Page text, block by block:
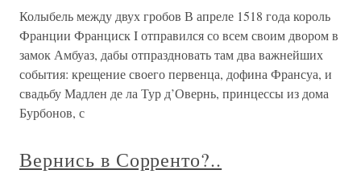
Колыбель между двух гробов В апреле 1518 года король
Франции Франциск I отправился со всем своим двором в
замок Амбуаз, дабы отпраздновать там два важнейших
события: крещение своего первенца, дофина Франсуа, и
свадьбу Мадлен де ла Тур д’Овернь, принцессы из дома
Бурбонов, с
Вернись в Сорренто?..